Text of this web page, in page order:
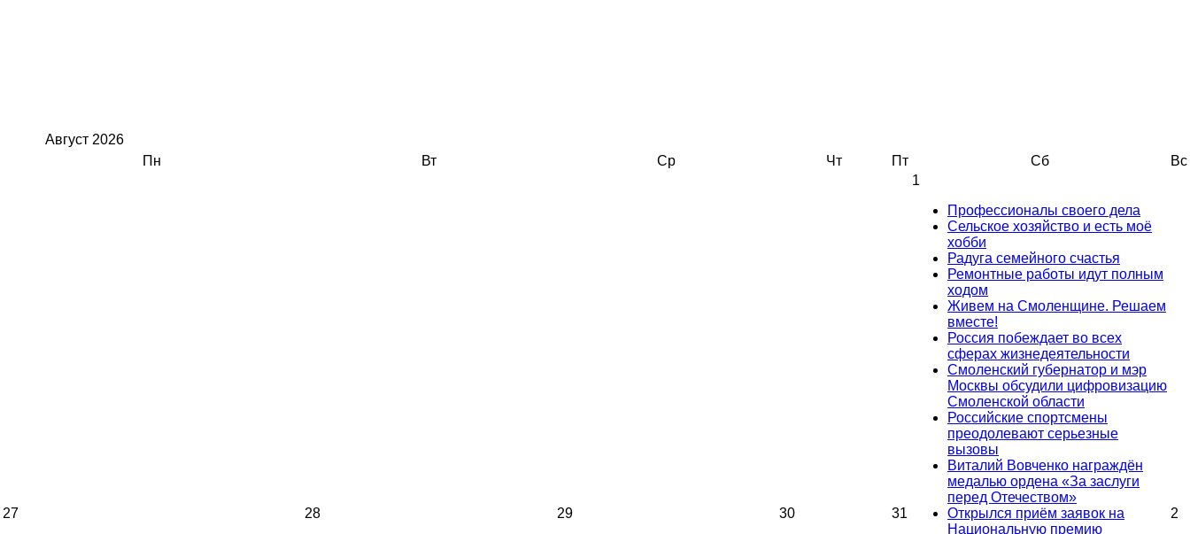
Август 2026
Пн
Вт Ср Чт Пт Сб Вс
27 28 29 30 31
1
Профессионалы своего дела
Сельское хозяйство и есть моё
хобби
Радуга семейного счастья
Ремонтные работы идут полным
ходом
Живем на Смоленщине. Решаем
вместе!
Россия побеждает во всех
сферах жизнедеятельности
Смоленский губернатор и мэр
Москвы обсудили цифровизацию
Смоленской области
Российские спортсмены
преодолевают серьезные
вызовы
Виталий Вовченко награждён
медалью ордена «За заслуги
перед Отечеством»
Открылся приём заявок на
Национальную премию
2